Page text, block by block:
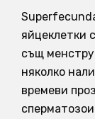
яйцеклетки
същ
няколко
времеви